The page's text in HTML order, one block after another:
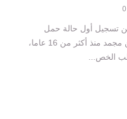
0
تسجيل أول حالة حمل
ناجحة في المغرب باستخدام جنين مجمد منذ أكثر من 16 عاما،
الخص...